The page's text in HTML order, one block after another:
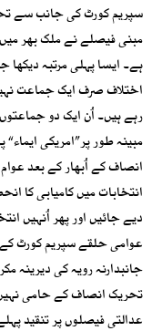
سپریم کورٹ کی جانب سے
مبنی فیصلے نے ملک بھر
ہے۔ ایسا پہلی مرتبہ
اختلاف صرف ایک جماعت
رہے ہیں۔ اُن ایک دو
مبینہ طور پر”امریکی
انصاف کے اُبھار کے بعد
انتخابات میں کامیابی کا
دیے جائیں اور پھر اُنہیں
عوامی حلقے سپریم کورٹ کے
جانبدارنہ رویہ کی
تحریک انصاف کے حامی
عدالتی فیصلوں پر تنقید